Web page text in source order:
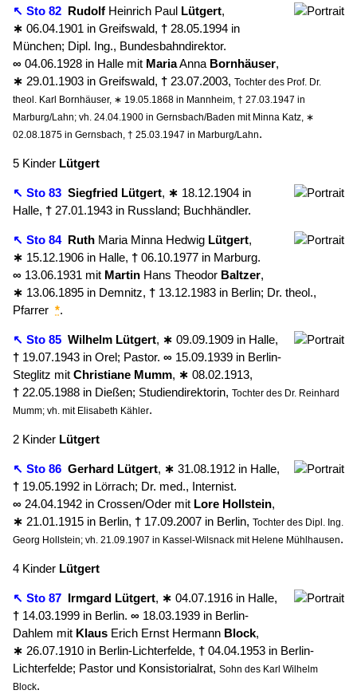
↖ Sto 82 Rudolf Heinrich Paul Lütgert,
∗ 06.04.1901 in Greifswald, † 28.05.1994 in
München; Dipl. Ing., Bundesbahndirektor.
∞ 04.06.1928 in Halle mit MariaAnna Bornhäuser,
∗ 29.01.1903 in Greifswald, † 23.07.2003, Tochter des Prof. Dr.
theol. Karl Bornhäuser, ∗ 19.05.1868 in Mannheim, † 27.03.1947 in
Marburg/Lahn; vh. 24.04.1900 in Gernsbach/Baden mit Minna Katz, ∗
02.08.1875 in Gernsbach, † 25.03.1947 in Marburg/Lahn.
5 Kinder Lütgert
↖ Sto 83 Siegfried Lütgert, ∗ 18.12.1904 in
Halle, † 27.01.1943 in Russland; Buchhändler.
↖ Sto 84 Ruth Maria Minna Hedwig Lütgert,
∗ 15.12.1906 in Halle, † 06.10.1977 in Marburg.
∞ 13.06.1931 mit Martin Hans Theodor Baltzer,
∗ 13.06.1895 in Demnitz, † 13.12.1983 in Berlin; Dr. theol.,
Pfarrer *.
↖ Sto 85 Wilhelm Lütgert, ∗ 09.09.1909 in Halle,
† 19.07.1943 in Orel; Pastor. ∞ 15.09.1939 in Berlin-
Steglitz mit Christiane Mumm, ∗ 08.02.1913,
† 22.05.1988 in Dießen; Studiendirektorin, Tochter des Dr. Reinhard
Mumm; vh. mit Elisabeth Kähler.
2 Kinder Lütgert
↖ Sto 86 Gerhard Lütgert, ∗ 31.08.1912 in Halle,
† 19.05.1992 in Lörrach; Dr. med., Internist.
∞ 24.04.1942 in Crossen/Oder mit Lore Hollstein,
∗ 21.01.1915 in Berlin, † 17.09.2007 in Berlin, Tochter des Dipl. Ing.
Georg Hollstein; vh. 21.09.1907 in Kassel-Wilsnack mit Helene Mühlhausen.
4 Kinder Lütgert
↖ Sto 87 Irmgard Lütgert, ∗ 04.07.1916 in Halle,
† 14.03.1999 in Berlin. ∞ 18.03.1939 in Berlin-
Dahlem mit Klaus Erich Ernst Hermann Block,
∗ 26.07.1910 in Berlin-Lichterfelde, † 04.04.1953 in Berlin-
Lichterfelde; Pastor und Konsistorialrat, Sohn des Karl Wilhelm
Block.